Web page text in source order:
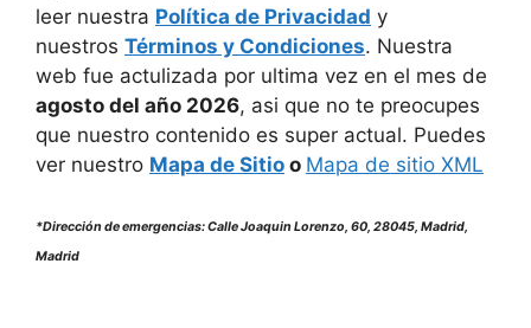
leer nuestra Política de Privacidad y
nuestros Términos y Condiciones. Nuestra
web fue actulizada por ultima vez en el mes de
agosto del año 2026, asi que no te preocupes
que nuestro contenido es super actual. Puedes
ver nuestro Mapa de Sitio o Mapa de sitio XML
*Dirección de emergencias: Calle Joaquin Lorenzo, 60, 28045, Madrid,
Madrid